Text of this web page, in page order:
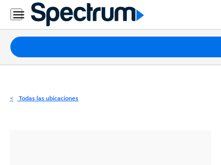
Residencial
Business
Paquetes
Internet
Todas las ubicaciones